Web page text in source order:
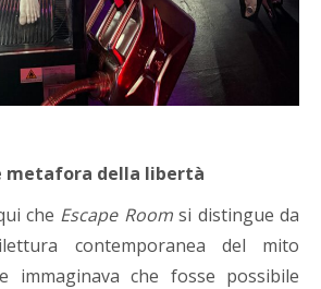
metafora della libertà
che Escape Roomsi distingue da
contemporanea del mito
immaginava che fosse possibile